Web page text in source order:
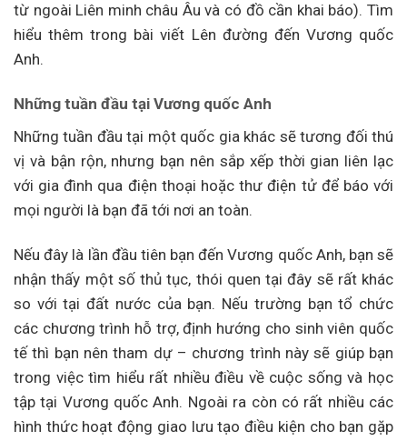
từ ngoài Liên minh châu Âu và có đồ cần khai báo). Tìm
hiểu thêm trong bài viết Lên đường đến Vương quốc
Anh.
Những tuần đầu tại Vương quốc Anh
Những tuần đầu tại một quốc gia khác sẽ tương đối thú
vị và bận rộn, nhưng bạn nên sắp xếp thời gian liên lạc
với gia đình qua điện thoại hoặc thư điện tử để báo với
mọi người là bạn đã tới nơi an toàn.
Nếu đây là lần đầu tiên bạn đến Vương quốc Anh, bạn sẽ
nhận thấy một số thủ tục, thói quen tại đây sẽ rất khác
so với tại đất nước của bạn. Nếu trường bạn tổ chức
các chương trình hỗ trợ, định hướng cho sinh viên quốc
tế thì bạn nên tham dự – chương trình này sẽ giúp bạn
trong việc tìm hiểu rất nhiều điều về cuộc sống và học
tập tại Vương quốc Anh. Ngoài ra còn có rất nhiều các
hình thức hoạt động giao lưu tạo điều kiện cho bạn gặp